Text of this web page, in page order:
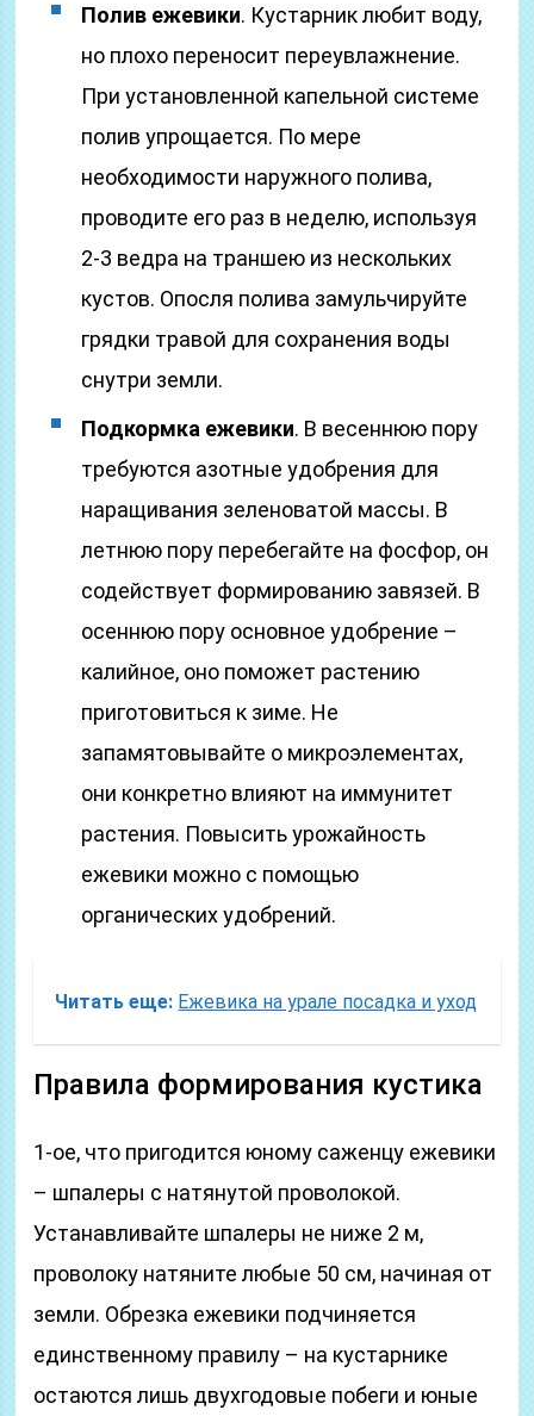
Полив ежевики. Кустарник любит воду,
но плохо переносит переувлажнение.
При установленной капельной системе
полив упрощается. По мере
необходимости наружного полива,
проводите его раз в неделю, используя
2-3 ведра на траншею из нескольких
кустов. Опосля полива замульчируйте
грядки травой для сохранения воды
снутри земли.
Подкормка ежевики. В весеннюю пору
требуются азотные удобрения для
наращивания зеленоватой массы. В
летнюю пору перебегайте на фосфор, он
содействует формированию завязей. В
осеннюю пору основное удобрение –
калийное, оно поможет растению
приготовиться к зиме. Не
запамятовывайте о микроэлементах,
они конкретно влияют на иммунитет
растения. Повысить урожайность
ежевики можно с помощью
органических удобрений.
Читать еще: Ежевика на урале посадка и уход
Правила формирования кустика
1-ое, что пригодится юному саженцу ежевики
– шпалеры с натянутой проволокой.
Устанавливайте шпалеры не ниже 2 м,
проволоку натяните любые 50 см, начиная от
земли. Обрезка ежевики подчиняется
единственному правилу – на кустарнике
остаются лишь двухгодовые побеги и юные